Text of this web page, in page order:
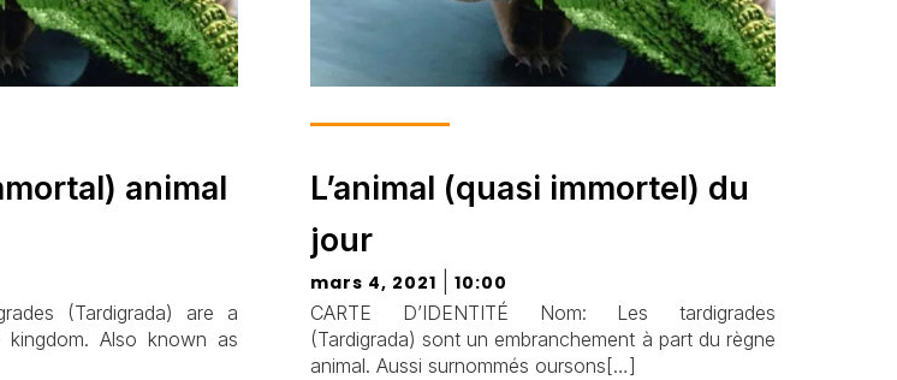
animal
(Tardigrada) are a
kingdom. Also known as
L’animal (quasi immortel) du
jour
mars 4, 2021
10:00
CARTE D’IDENTITÉ Nom: Les tardigrades
(Tardigrada) sont un embranchement à part du règne
animal. Aussi surnommés oursons[…]